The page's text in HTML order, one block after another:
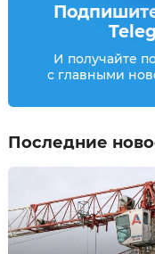
И получайте
с главными
Последние